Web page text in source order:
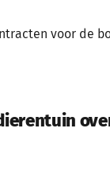
voor de